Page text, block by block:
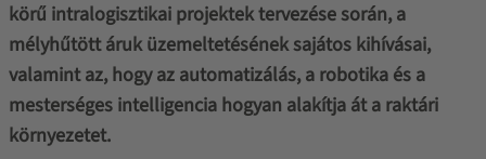
körű intralogisztikai projektek tervezése során, a
mélyhűtött áruk üzemeltetésének sajátos kihívásai,
valamint az, hogy az automatizálás, a robotika és a
mesterséges intelligencia hogyan alakítja át a raktári
környezetet.